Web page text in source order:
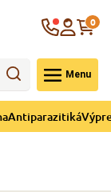
Menu
0
Antiparazitiká